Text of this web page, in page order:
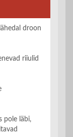
droon
riiulid
pole läbi,